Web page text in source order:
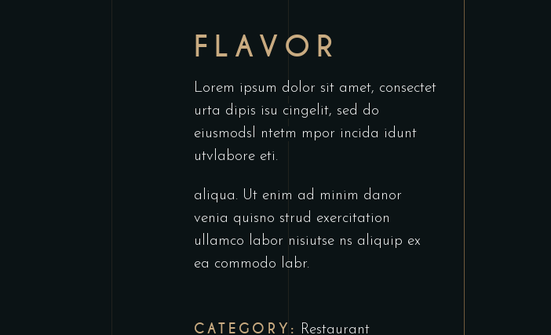
FLAVOR
Lorem ipsum dolor sit amet, consectet
urta dipis isu cingelit, sed do
eiusmodsl ntetm mpor incida idunt
utvlabore eti.
aliqua. Ut enim ad minim danor
venia quisno strud exercitation
ullamco labor nisiutse ns aliquip ex
ea commodo labr.
CATEGORY: Restaurant